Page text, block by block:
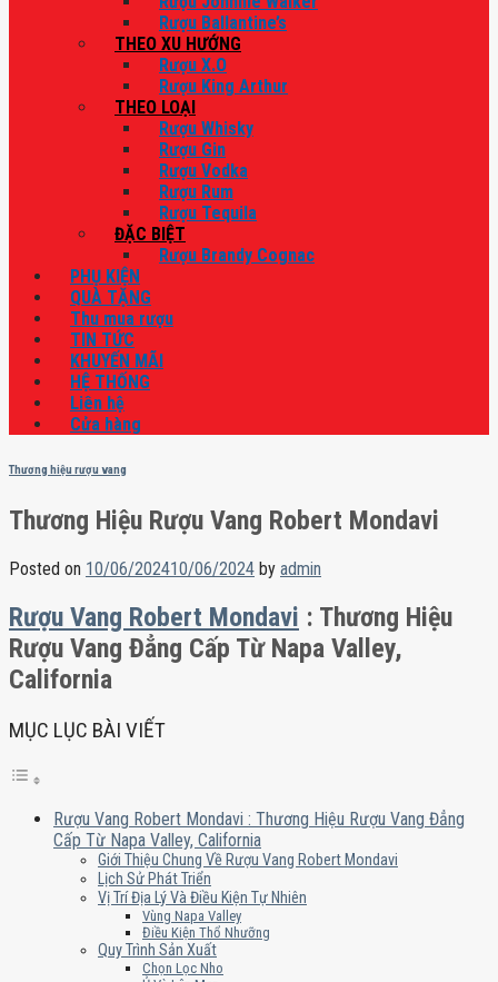
Rượu Ballantine’s
THEO XU HƯỚNG
Rượu X.O
Rượu King Arthur
THEO LOẠI
Rượu Whisky
Rượu Gin
Rượu Vodka
Rượu Rum
Rượu Tequila
ĐẶC BIỆT
Rượu Brandy Cognac
PHỤ KIỆN
QUÀ TẶNG
Thu mua rượu
TIN TỨC
KHUYẾN MÃI
HỆ THỐNG
Liên hệ
Cửa hàng
Thương hiệu rượu vang
Thương Hiệu Rượu Vang Robert Mondavi
Posted on 10/06/202410/06/2024 by admin
Rượu Vang Robert Mondavi : Thương Hiệu
Rượu Vang Đẳng Cấp Từ Napa Valley,
California
MỤC LỤC BÀI VIẾT
Rượu Vang Robert Mondavi : Thương Hiệu Rượu Vang Đẳng
Cấp Từ Napa Valley, California
Giới Thiệu Chung Về Rượu Vang Robert Mondavi
Lịch Sử Phát Triển
Vị Trí Địa Lý Và Điều Kiện Tự Nhiên
Vùng Napa Valley
Điều Kiện Thổ Nhưỡng
Quy Trình Sản Xuất
Chọn Lọc Nho